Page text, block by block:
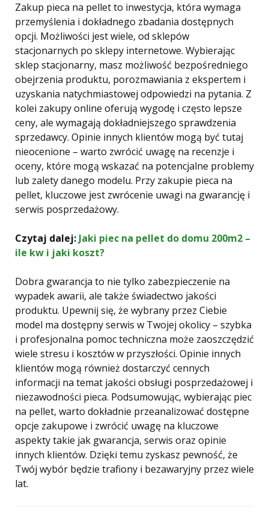
Zakup pieca na pellet to inwestycja, która wymaga
przemyślenia i dokładnego zbadania dostępnych
opcji. Możliwości jest wiele, od sklepów
stacjonarnych po sklepy internetowe. Wybierając
sklep stacjonarny, masz możliwość bezpośredniego
obejrzenia produktu, porozmawiania z ekspertem i
uzyskania natychmiastowej odpowiedzi na pytania. Z
kolei zakupy online oferują wygodę i często lepsze
ceny, ale wymagają dokładniejszego sprawdzenia
sprzedawcy. Opinie innych klientów mogą być tutaj
nieocenione – warto zwrócić uwagę na recenzje i
oceny, które mogą wskazać na potencjalne problemy
lub zalety danego modelu. Przy zakupie pieca na
pellet, kluczowe jest zwrócenie uwagi na gwarancję i
serwis posprzedażowy.
Czytaj dalej: Jaki piec na pellet do domu 200m2 –
ile kw i jaki koszt?
Dobra gwarancja to nie tylko zabezpieczenie na
wypadek awarii, ale także świadectwo jakości
produktu. Upewnij się, że wybrany przez Ciebie
model ma dostępny serwis w Twojej okolicy – szybka
i profesjonalna pomoc techniczna może zaoszczędzić
wiele stresu i kosztów w przyszłości. Opinie innych
klientów mogą również dostarczyć cennych
informacji na temat jakości obsługi posprzedażowej i
niezawodności pieca. Podsumowując, wybierając piec
na pellet, warto dokładnie przeanalizować dostępne
opcje zakupowe i zwrócić uwagę na kluczowe
aspekty takie jak gwarancja, serwis oraz opinie
innych klientów. Dzięki temu zyskasz pewność, że
Twój wybór będzie trafiony i bezawaryjny przez wiele
lat.